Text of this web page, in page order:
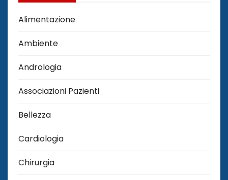
Alimentazione
Ambiente
Andrologia
Associazioni Pazienti
Bellezza
Cardiologia
Chirurgia